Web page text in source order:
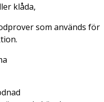
klåda,
som används för